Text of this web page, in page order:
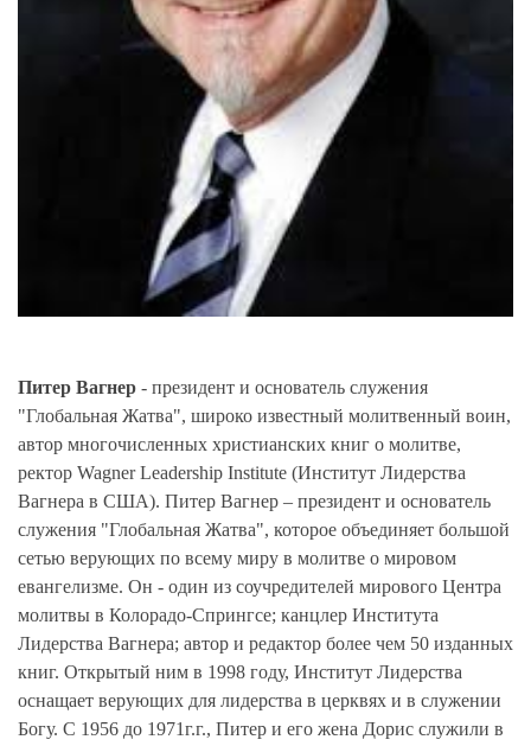
Питер Вагнер - президент и основатель служения
"Глобальная Жатва", широко известный молитвенный воин,
автор многочисленных христианских книг о молитве,
ректор Wagner Leadership Institute (Институт Лидерства
Вагнера в США). Питер Вагнер – президент и основатель
служения "Глобальная Жатва", которое объединяет большой
сетью верующих по всему миру в молитве о мировом
евангелизме. Он - один из соучредителей мирового Центра
молитвы в Колорадо-Спрингсе; канцлер Института
Лидерства Вагнера; автор и редактор более чем 50 изданных
книг. Открытый ним в 1998 году, Институт Лидерства
оснащает верующих для лидерства в церквях и в служении
Богу. С 1956 до 1971г.г., Питер и его жена Дорис служили в